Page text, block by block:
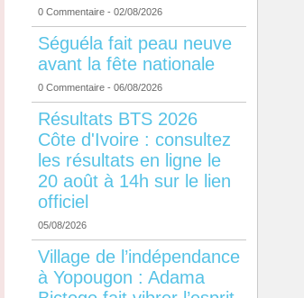
0 Commentaire - 02/08/2026
Séguéla fait peau neuve
avant la fête nationale
0 Commentaire - 06/08/2026
Résultats BTS 2026
Côte d'Ivoire : consultez
les résultats en ligne le
20 août à 14h sur le lien
officiel
05/08/2026
Village de l’indépendance
à Yopougon : Adama